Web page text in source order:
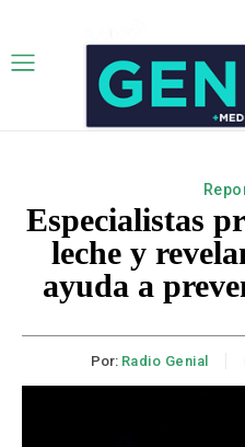
Especialistas
leche y
ayuda a
Por: Radio Genial